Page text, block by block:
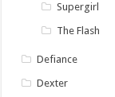
Supergirl
The Flash
Defiance
Dexter